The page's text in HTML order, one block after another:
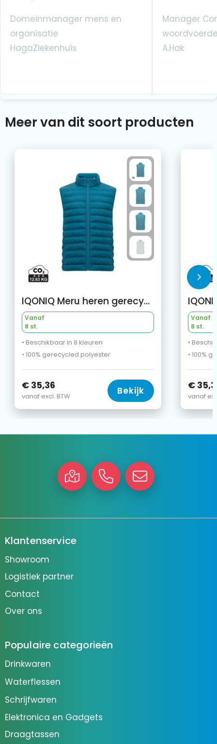
Domeinmanager mens en
organisatie
HagaZiekenhuis
Manager
A.Hak
Meer van dit soort producten
IQONIQ Meru heren gerecycled polyester bodywarmer
Vanaf
8 st.
• Beschikbaar in 8 kleuren
• 100% gerecycled polyester
€ 35,36
vanaf excl. BTW Bekijk
Vanaf
8 st.
•
• 100%
€
vanaf
Klantenservice
Showroom
Logistiek partner
Contact
Over ons
Populaire categorieën
Drinkwaren
Waterflessen
Schrijfwaren
Elektronica en Gadgets
Draagtassen